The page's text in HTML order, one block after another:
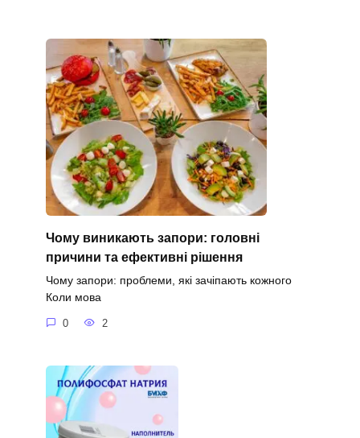
Чому виникають запори: головні
причини та ефективні рішення
Чому запори: проблеми, які зачіпають кожного
Коли мова
0 2